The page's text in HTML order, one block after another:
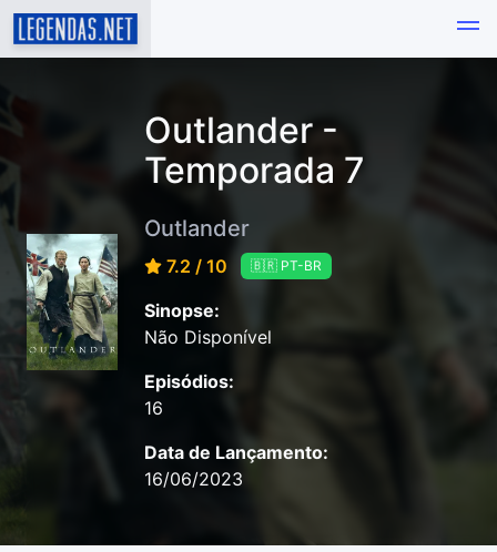
Outlander -
Temporada 7
Outlander
7.2 / 10 🇧🇷 PT-BR
Sinopse:
Não Disponível
Episódios:
16
Data de Lançamento:
16/06/2023